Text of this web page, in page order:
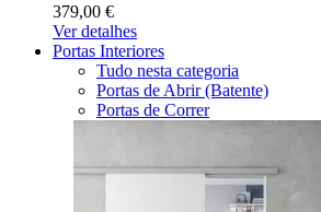
379,00 €
Ver detalhes
Portas Interiores
Tudo nesta categoria
Portas de Abrir (Batente)
Portas de Correr